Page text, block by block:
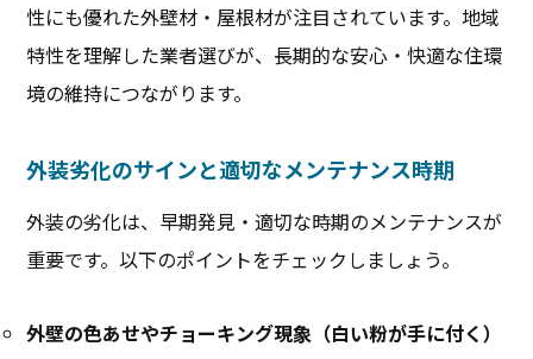
性にも優れた外壁材・屋根材が注目されています。地域
特性を理解した業者選びが、長期的な安心・快適な住環
境の維持につながります。
外装劣化のサインと適切なメンテナンス時期
外装の劣化は、早期発見・適切な時期のメンテナンスが
重要です。以下のポイントをチェックしましょう。
外壁の色あせやチョーキング現象（白い粉が手に付く）